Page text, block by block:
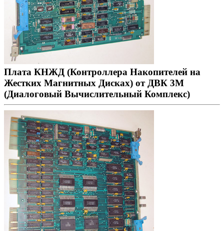
Плата КНЖД (Контроллера Накопителей на
Жестких Магнитных Дисках) от ДВК 3М
(Диалоговый Вычислительный Комплекс)